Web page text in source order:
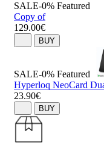
SALE-0% Featured
Copy of
129.00€
BUY
SALE-0% Featured
Hyperloq NeoCard
23.90€
BUY